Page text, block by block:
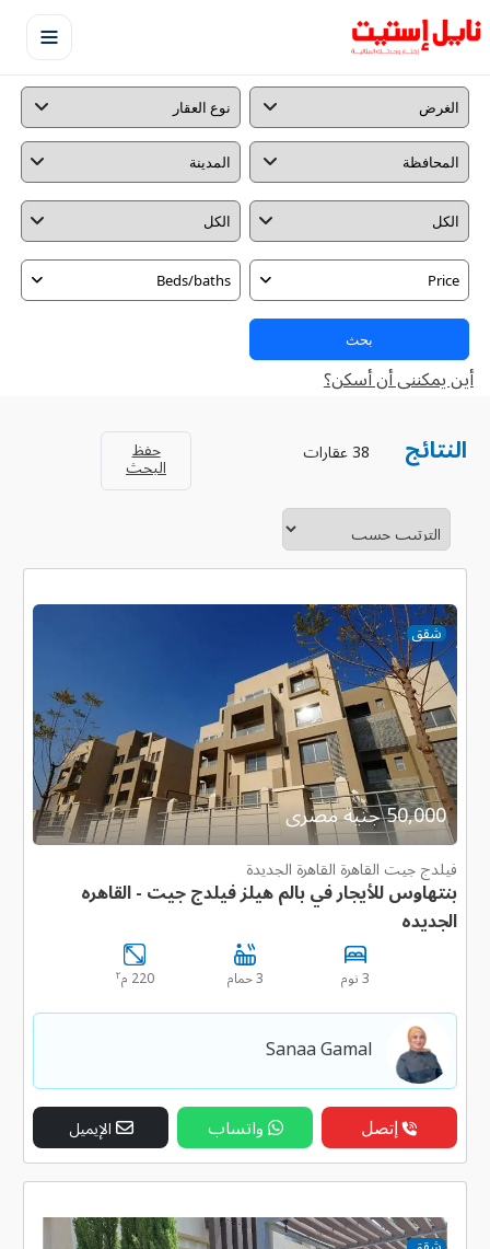
Price
Beds/baths
بحث
أين يمكننى أن أسكن؟
النتائج 38 عقارات
حفظ
البحث
شقق
50,000 جنية مصرى
فيلدج جيت القاهرة القاهرة الجديدة
بنتهاوس للأيجار في بالم هيلز فيلدج جيت - القاهره
الجديده
3 نوم 3 حمام 220 م ٢
Sanaa Gamal
إتصل واتساب الإيميل